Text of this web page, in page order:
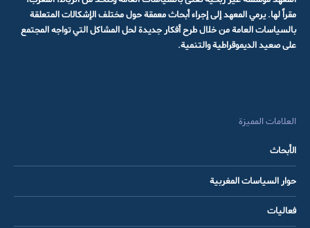
مقراً لها. يرمي المعهد إلى إجراء أبحاث معمقة حول مختلف الإشكالات المتعلقة
بالسياسات العامة من خلال طرح أفكار جديدة لحل المشاكل التي تواجه المجتمع
على صعيد الديموقراطية والتنمية.
العلامات المميزة
الأبحاث
حوار السياسات المغربية
فعاليات